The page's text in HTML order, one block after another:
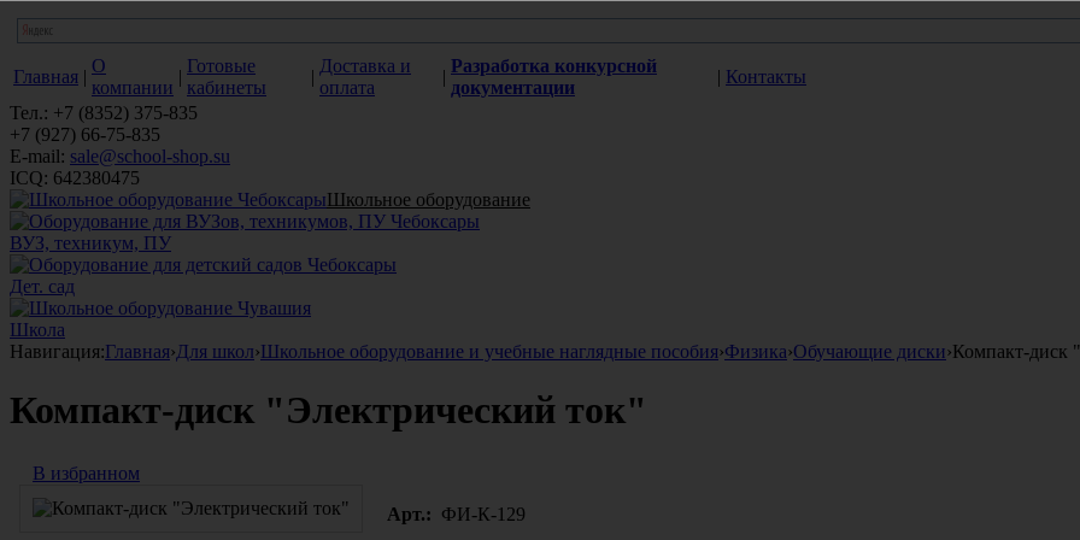
Главная |
О
компании
|
Готовые
кабинеты
|
Доставка и
оплата
|
Разработка конкурсной
документации
| Контакты
Тел.: +7 (8352) 375-835
+7 (927) 66-75-835
E-mail: sale@school-shop.su
ICQ: 642380475
Школьное оборудование
ВУЗ, техникум, ПУ
Дет. сад
Школа
Навигация:Главная›Для школ›Школьное оборудование и учебные наглядные пособия›Физика›Обучающие диски›Компакт-диск
Компакт-диск "Электрический ток"
В избранном
Арт.: ФИ-К-129